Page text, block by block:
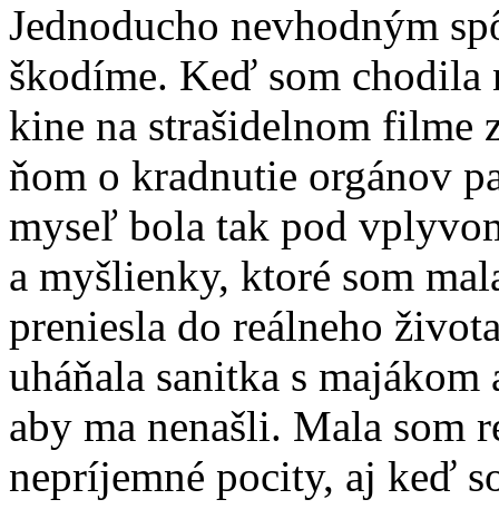
Jednoducho nevhodným
škodíme. Keď som chodila
kine na strašidelnom filme
ňom o kradnutie orgánov
myseľ bola tak pod
a myšlienky, ktoré som
preniesla do reálneho
uháňala sanitka s
aby ma nenašli. Mala som
nepríjemné pocity, aj keď